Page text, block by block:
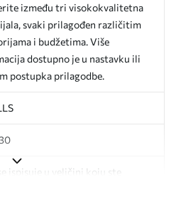
između tri visokokvalitetna
svaki prilagođen različitim
i budžetima. Više
dostupno je u nastavku ili
postupka prilagodbe.
ispisuje u veličini koju ste